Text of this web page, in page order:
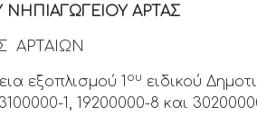
ΝΗΠΙΑΓΩΓΕΙΟΥ ΑΡΤΑΣ
ΑΡΤΑΙΩΝ
εξοπλισμού 1 ου ειδικού
1, 19200000-8 και